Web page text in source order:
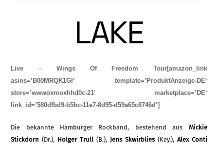
LAKE
Live – Wings Of Freedom Tour[amazon_link
asins=’B00MRQK1GI‘ template=’ProduktAnzeige-DE‘
store=’wwwoxmoxhhd0c-21′ marketplace=’DE‘
link_id=’580dfbd9-b5bc-11e7-8d95-d59a65c8746d‘]
Die bekannte Hamburger Rockband, besteh­end aus Mickie
Stickdorn (Dr.), Holger Trull (B.), Jens Skwirblies(Key.), Alex Conti